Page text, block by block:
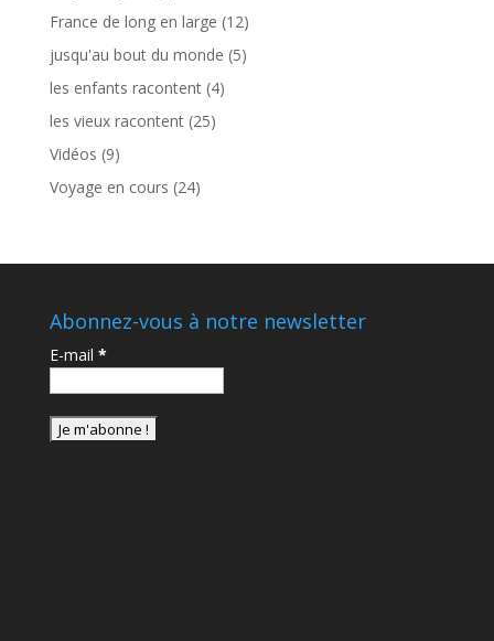
France de long en large (12)
jusqu'au bout du monde (5)
les enfants racontent(4)
les vieux racontent(25)
Vidéos (9)
Voyage en cours (24)
Abonnez-vous à notre newsletter
E-mail *